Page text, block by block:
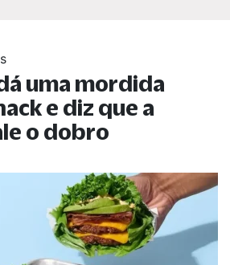
uma mordida
e diz que a
o dobro